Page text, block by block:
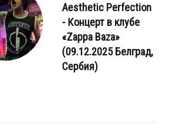
Aesthetic Perfection
- Концерт в клубе
«Zappa Baza»
(09.12.2025 Белград,
Сербия)